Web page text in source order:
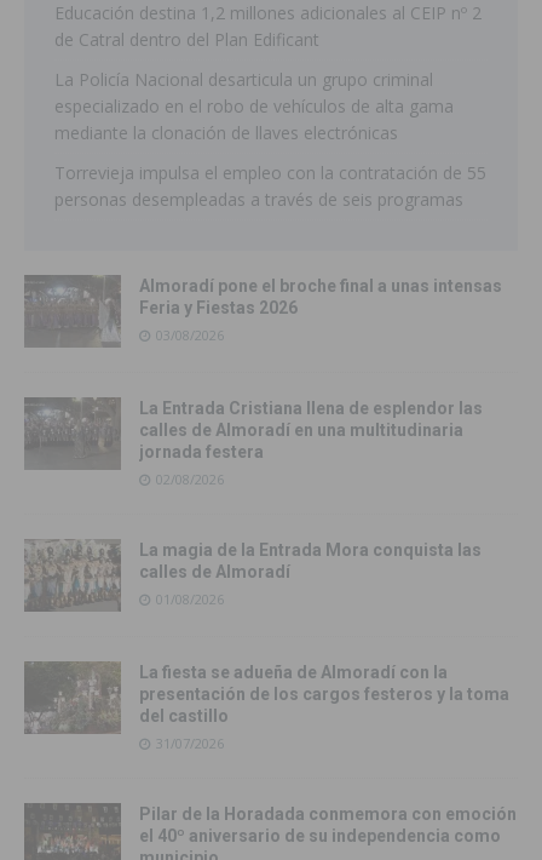
Educación destina 1,2 millones adicionales al CEIP nº 2
de Catral dentro del Plan Edificant
La Policía Nacional desarticula un grupo criminal
especializado en el robo de vehículos de alta gama
mediante la clonación de llaves electrónicas
Torrevieja impulsa el empleo con la contratación de 55
personas desempleadas a través de seis programas
Almoradí pone el broche final a unas intensas
Feria y Fiestas 2026
03/08/2026
La Entrada Cristiana llena de esplendor las
calles de Almoradí en una multitudinaria
jornada festera
02/08/2026
La magia de la Entrada Mora conquista las
calles de Almoradí
01/08/2026
La fiesta se adueña de Almoradí con la
presentación de los cargos festeros y la toma
del castillo
31/07/2026
Pilar de la Horadada conmemora con emoción
el 40º aniversario de su independencia como